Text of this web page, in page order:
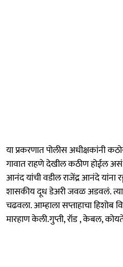
या प्रकरणात पोलीस अधीक्षकांनी
गावात राहणे देखील कठीण होईल
आनंद यांची वडील राजेंद्र आनंदे यांना
शासकीय दूध डेअरी जवळ अडवलं.
चढवला. आम्हाला सप्ताहाचा हिशोब
मारहाण केली.गुप्ती, रॉड , केबल,